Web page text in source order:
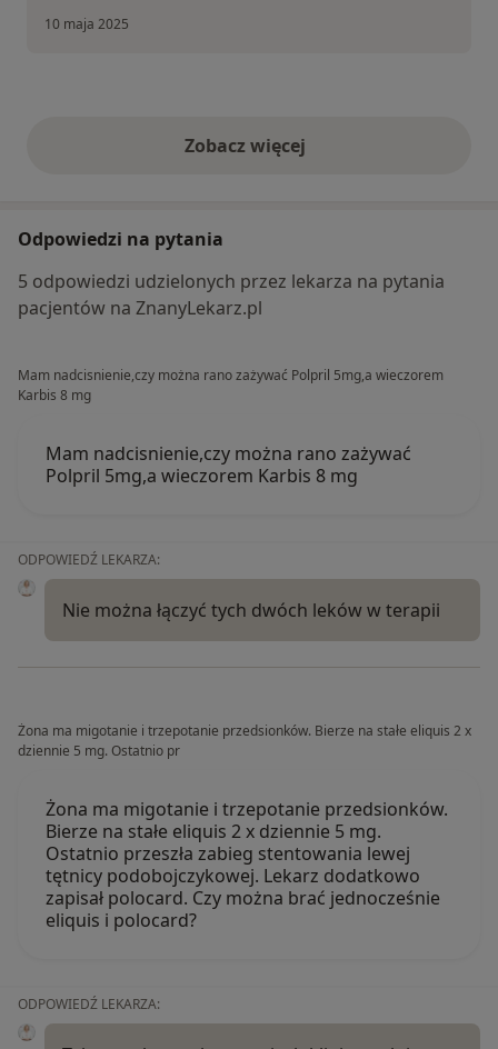
10 maja 2025
Zobacz więcejopinie powyżej
Odpowiedzi na pytania
5 odpowiedzi udzielonych przez lekarza na pytania
pacjentów na ZnanyLekarz.pl
Mam nadcisnienie,czy można rano zażywać Polpril 5mg,a wieczorem
Karbis 8 mg
Mam nadcisnienie,czy można rano zażywać
Polpril 5mg,a wieczorem Karbis 8 mg
ODPOWIEDŹ LEKARZA:
Nie można łączyć tych dwóch leków w terapii
Żona ma migotanie i trzepotanie przedsionków. Bierze na stałe eliquis 2 x
dziennie 5 mg. Ostatnio pr
Żona ma migotanie i trzepotanie przedsionków.
Bierze na stałe eliquis 2 x dziennie 5 mg.
Ostatnio przeszła zabieg stentowania lewej
tętnicy podobojczykowej. Lekarz dodatkowo
zapisał polocard. Czy można brać jednocześnie
eliquis i polocard?
ODPOWIEDŹ LEKARZA: